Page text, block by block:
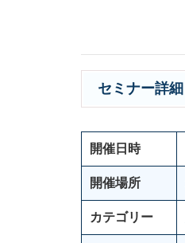
セミナー詳細
開催日時
開催場所
カテゴリー